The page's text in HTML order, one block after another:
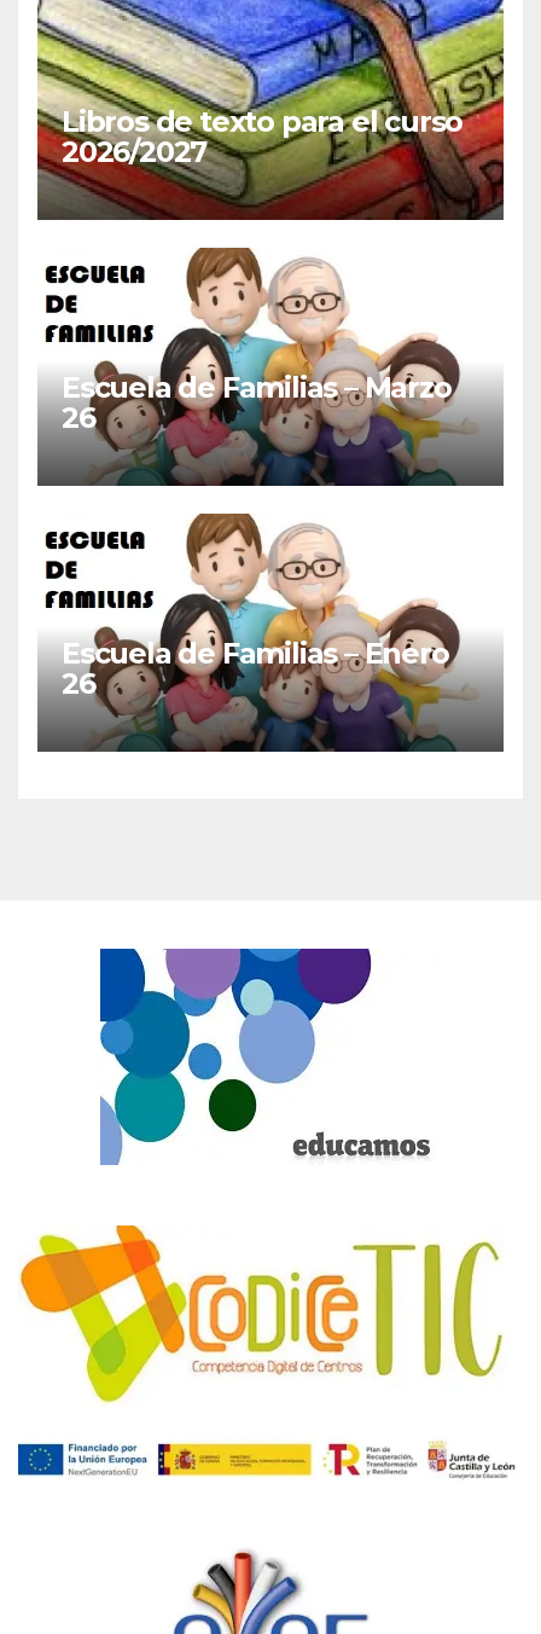
Libros de texto para el curso
2026/2027
Escuela de Familias – Marzo
26
Escuela de Familias – Enero
26